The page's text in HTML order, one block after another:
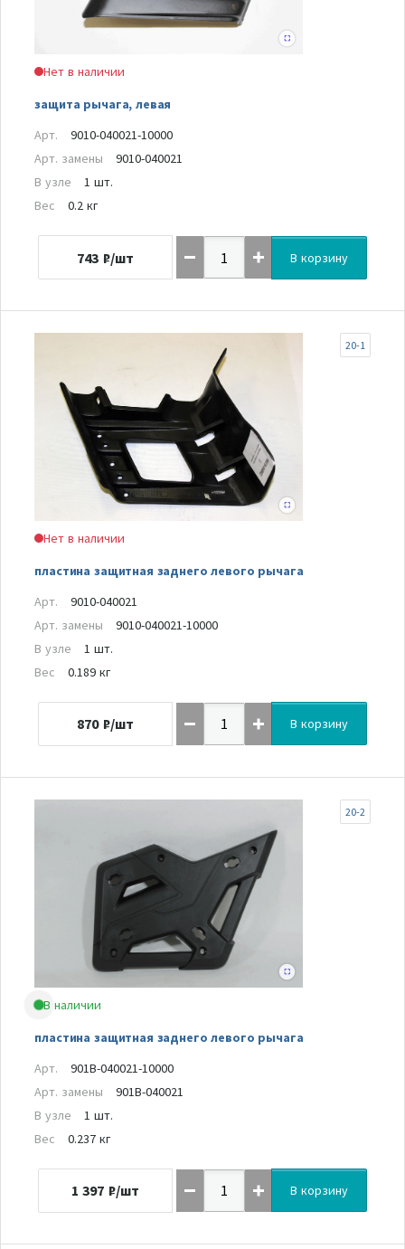
Нет в наличии
защита рычага, левая
Арт.
9010-040021-10000
Арт. замены
9010-040021
В узле
1 шт.
Вес
0.2 кг
743 ₽/шт В корзину
Нет в наличии
пластина защитная заднего левого рычага
20-1
Арт.
9010-040021
Арт. замены
9010-040021-10000
В узле
1 шт.
Вес
0.189 кг
870 ₽/шт В корзину
В наличии
пластина защитная заднего левого рычага
20-2
Арт.
901B-040021-10000
Арт. замены
901B-040021
В узле
1 шт.
Вес
0.237 кг
1 397 ₽/шт В корзину